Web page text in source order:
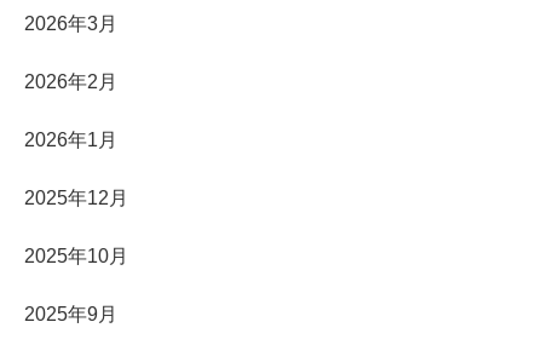
2026年3月
2026年2月
2026年1月
2025年12月
2025年10月
2025年9月